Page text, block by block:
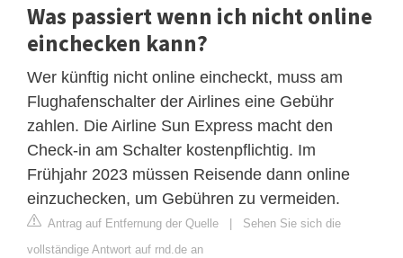
Was passiert wenn ich nicht online
einchecken kann?
Wer künftig nicht online eincheckt, muss am
Flughafenschalter der Airlines eine Gebühr
zahlen. Die Airline Sun Express macht den
Check-in am Schalter kostenpflichtig. Im
Frühjahr 2023 müssen Reisende dann online
einzuchecken, um Gebühren zu vermeiden.
Antrag auf Entfernung der Quelle | Sehen Sie sich die
vollständige Antwort auf rnd.de an